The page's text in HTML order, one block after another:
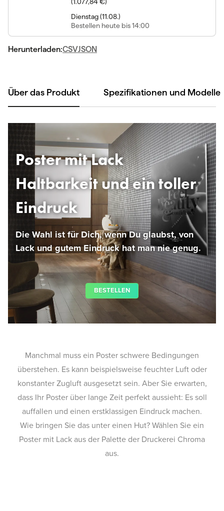
Dienstag(11.08.)
Bestellenheute bis 14:00
Herunterladen:CSVJSON
Über das Produkt Spezifikationen und Modelle
Poster mit Lack
Haltbarkeit und ein toller
Eindruck
Die Wahl ist für Dich, wenn Du glaubst, von
Lack und gutem Eindruck hat man nie genug.
BESTELLEN
Manchmal muss ein Poster schwere Bedingungen
überstehen. Es kann beispielsweise feuchter Luft oder
konstanter Zugluft ausgesetzt sein. Aber Sie erwarten,
dass Ihr Poster über lange Zeit perfekt aussieht: Es soll
auffallen und einen erstklassigen Eindruck machen.
Wie bringen Sie das unter einen Hut? Wählen Sie ein
Poster mit Lack aus der Palette der Druckerei Chroma
aus.